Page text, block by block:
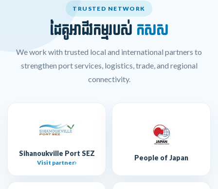
TRUSTED NETWORK
ដៃគូអាជីវកម្មរបស់ កសស
We work with trusted local and international partners to
strengthen port services, logistics, trade, and regional
connectivity.
Sihanoukville Port SEZ
Visit partner
People of Japan